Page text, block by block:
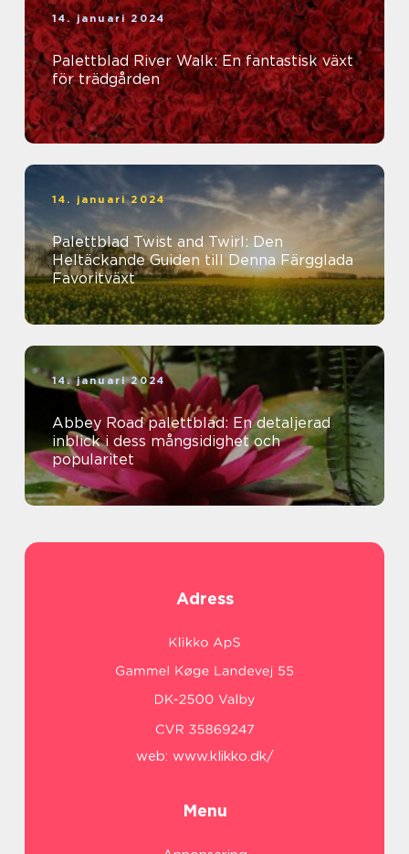
14. januari 2024
Palettblad River Walk: En fantastisk växt
för trädgården
14. januari 2024
Palettblad Twist and Twirl: Den
Heltäckande Guiden till Denna Färgglada
Favoritväxt
14. januari 2024
Abbey Road palettblad: En detaljerad
inblick i dess mångsidighet och
popularitet
Adress
web: www.klikko.dk/
Menu